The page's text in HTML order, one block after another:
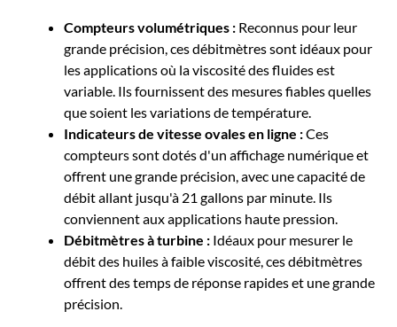
Compteurs volumétriques : Reconnus pour leur
grande précision, ces débitmètres sont idéaux pour
les applications où la viscosité des fluides est
variable. Ils fournissent des mesures fiables quelles
que soient les variations de température.
Indicateurs de vitesse ovales en ligne :Ces
compteurs sont dotés d'un affichage numérique et
offrent une grande précision, avec une capacité de
débit allant jusqu'à 21 gallons par minute. Ils
conviennent aux applications haute pression.
Débitmètres à turbine : Idéaux pour mesurer le
débit des huiles à faible viscosité, ces débitmètres
offrent des temps de réponse rapides et une grande
précision.